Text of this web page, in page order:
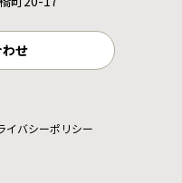
せ
イバシーポリシー